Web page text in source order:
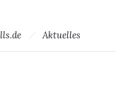
Aktuelles